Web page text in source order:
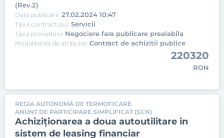
(Rev.2)
Data publicării: 27.02.2024 10:47
Tipul contractului: Servicii
Tipul procedurii: Negociere fara publicare prealabila
Modalitatea de atribuire: Contract de achizitii publice
220320
RON
REGIA AUTONOMĂ DE TERMOFICARE
ANUNT DE PARTICIPARE SIMPLIFICAT (SCN)
Achiziţionarea a doua autoutilitare in
sistem de leasing financiar